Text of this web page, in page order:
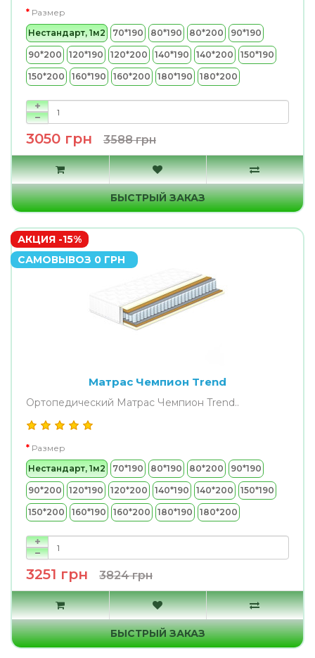
Размер
Нестандарт, 1м2
70*190 80*190 80*200 90*190
90*200 120*190 120*200 140*190 140*200 150*190
150*200 160*190 160*200 180*190 180*200
3050 грн 3588 грн
БЫСТРЫЙ ЗАКАЗ
АКЦИЯ -15%
САМОВЫВОЗ 0 ГРН
Матрас Чемпион Trend
Ортопедический Матрас Чемпион Trend..
Размер
Нестандарт, 1м2
70*190 80*190 80*200 90*190
90*200 120*190 120*200 140*190 140*200 150*190
150*200 160*190 160*200 180*190 180*200
3251 грн 3824 грн
БЫСТРЫЙ ЗАКАЗ